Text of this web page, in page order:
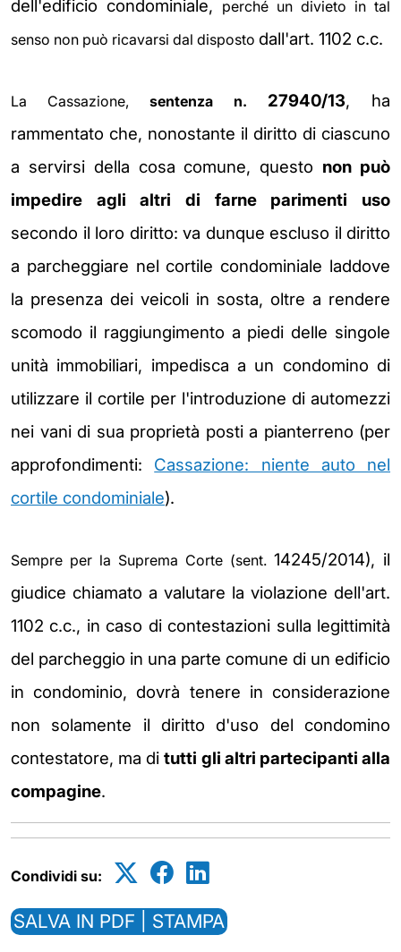
dell'edificio condominiale, perché un divieto in tal
senso non può ricavarsi dal disposto dall'art. 1102 c.c.
La Cassazione, sentenza n. 27940/13, ha
rammentato che, nonostante il diritto di ciascuno
a servirsi della cosa comune, questo non può
impedire agli altri di farne parimenti uso
secondo il loro diritto: va dunque escluso il diritto
a parcheggiare nel cortile condominiale laddove
la presenza dei veicoli in sosta, oltre a rendere
scomodo il raggiungimento a piedi delle singole
unità immobiliari, impedisca a un condomino di
utilizzare il cortile per l'introduzione di automezzi
nei vani di sua proprietà posti a pianterreno (per
approfondimenti: Cassazione: niente auto nel
cortile condominiale).
Sempre per la Suprema Corte (sent. 14245/2014), il
giudice chiamato a valutare la violazione dell'art.
1102 c.c., in caso di contestazioni sulla legittimità
del parcheggio in una parte comune di un edificio
in condominio, dovrà tenere in considerazione
non solamente il diritto d'uso del condomino
contestatore, ma ditutti gli altri partecipanti alla
compagine.
Condividi su:
SALVA IN PDF | STAMPA